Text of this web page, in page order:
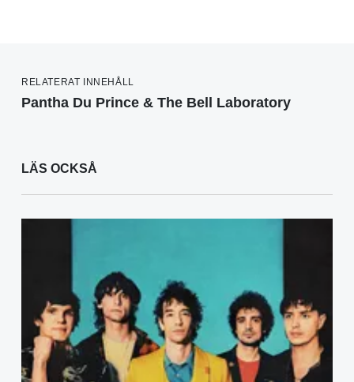
RELATERAT INNEHÅLL
Pantha Du Prince & The Bell Laboratory
LÄS OCKSÅ